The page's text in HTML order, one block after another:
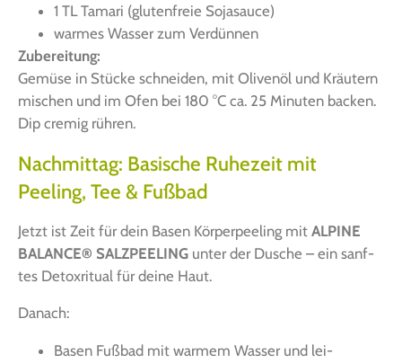
1 TL Tama­ri (glu­ten­freie Sojasauce)
war­mes Was­ser zum Verdünnen
Zube­rei­tung:
Gemü­se in Stü­cke schnei­den, mit Oli­ven­öl und Kräu­tern
mischen und im Ofen bei 180 °C ca. 25 Minu­ten backen.
Dip cre­mig rühren.
Nachmittag: Basische Ruhezeit mit
Peeling, Tee & Fußbad
Jetzt ist Zeit für dein Basen Kör­per­pee­ling mit ALPINE
BALANCE® SALZPEELING unter der Dusche – ein sanf­
tes Detox­ri­tu­al für dei­ne Haut.
Danach:
Basen Fuß­bad mit war­mem Was­ser und lei­